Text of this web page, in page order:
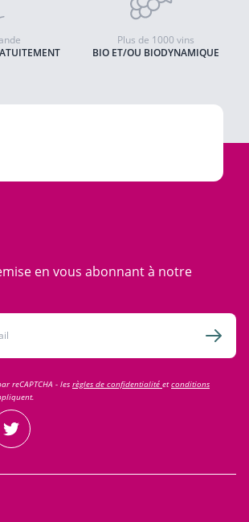
BIO ET/OU BIODYNAMIQUE
Plus de 1000 vins
en vous abonnant à notre
reCAPTCHA - les règles de confidentialité etconditions
twitter